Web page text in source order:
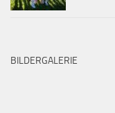
BILDERGALERIE